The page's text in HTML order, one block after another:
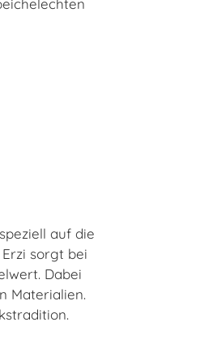
auf die
sorgt bei
Dabei
Materialien.